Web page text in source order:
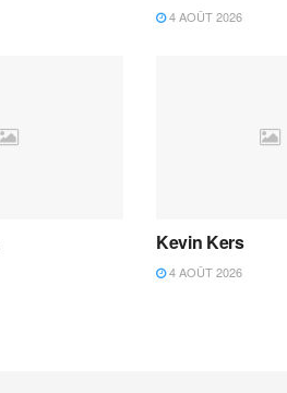
4 AOÛT 2026
Kevin Kers
4 AOÛT 2026